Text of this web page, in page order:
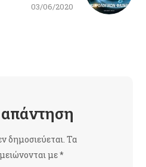
03/06/2020
δημοσιεύεται. Τα
με*